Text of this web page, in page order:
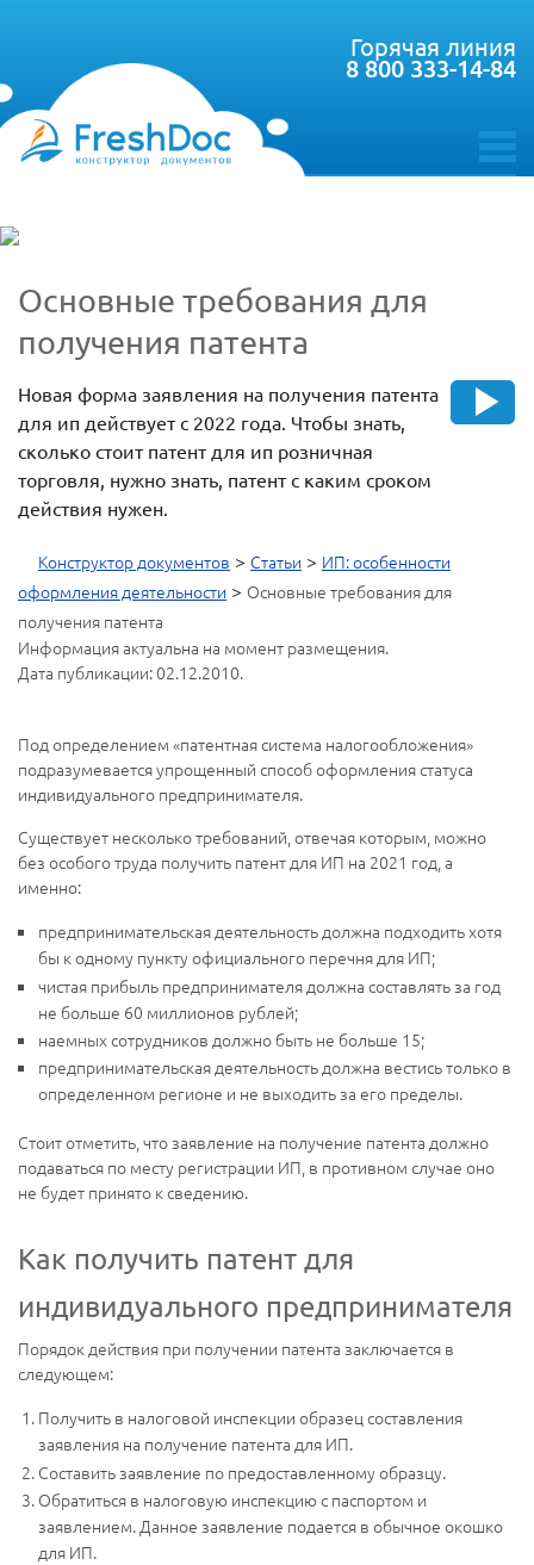
toggle
Горячая линия
8 800 333-14-84
Основные требования для
получения патента
Новая форма заявления на получения патента
для ип действует с 2022 года. Чтобы знать,
сколько стоит патент для ип розничная
торговля, нужно знать, патент с каким сроком
действия нужен.
Конструктор документов > Статьи > ИП: особенности
оформления деятельности > Основные требования для
получения патента
Информация актуальна на момент размещения.
Дата публикации: 02.12.2010.
Под определением «патентная система налогообложения»
подразумевается упрощенный способ оформления статуса
индивидуального предпринимателя.
Существует несколько требований, отвечая которым, можно
без особого труда получить патент для ИП на 2021 год, а
именно:
предпринимательская деятельность должна подходить хотя
бы к одному пункту официального перечня для ИП;
чистая прибыль предпринимателя должна составлять за год
не больше 60 миллионов рублей;
наемных сотрудников должно быть не больше 15;
предпринимательская деятельность должна вестись только в
определенном регионе и не выходить за его пределы.
Стоит отметить, что заявление на получение патента должно
подаваться по месту регистрации ИП, в противном случае оно
не будет принято к сведению.
Как получить патент для
индивидуального предпринимателя
Порядок действия при получении патента заключается в
следующем:
Получить в налоговой инспекции образец составления
заявления на получение патента для ИП.
Составить заявление по предоставленному образцу.
Обратиться в налоговую инспекцию с паспортом и
заявлением. Данное заявление подается в обычное окошко
для ИП.